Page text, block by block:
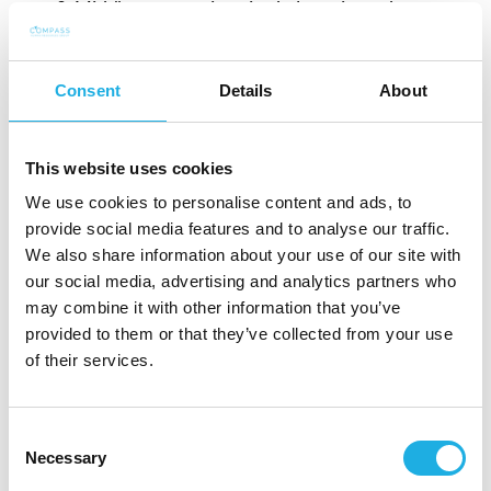
Consent Details About
This website uses cookies
We use cookies to personalise content and ads, to
provide social media features and to analyse our traffic.
We also share information about your use of our site with
our social media, advertising and analytics partners who
may combine it with other information that you’ve
provided to them or that they’ve collected from your use
of their services.
Selection
Necessary
Mitkä osat organisaation kulttuurista tukevat
tulosten tekoa, ja mitä osia tulisi kehittää?
Miten käyttää henkilökohtaista johtajuutta, ja
miten vältät harhautumasta irrelevantteihin
asioihin?
miten heihin vaikutetaan?
Miten johtaja voi vapauttaa tiiminsä potentiaalin?
Kaiken perehdyttämisen ytimessä on jatkuva keskustelu,
joka varmistaa, että puolin ja toisin on selvää, mitä uuden
henkilön odotetaan tekevän ja saavuttavan. Kannattaa
muistaa, että yrityksenne yleinen perehdytysohjelma ei
perehdytyksessä vaaditaan normaaliakin enemmän
itsereflektiota: mitä haluan saavuttaa, miten sen